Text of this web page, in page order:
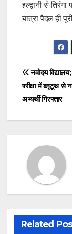
हल्द्वानी से
यात्रा पैदल ही
Post
नवोदय
परीक्षा में ब्लूटूथ
अभ्यर्थी गिरफ्तार
Related